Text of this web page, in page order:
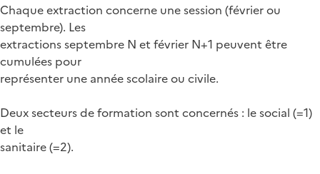
Chaque extraction concerne une session (février ou
septembre). Les
extractions septembre N et février N+1 peuvent être
cumulées pour
représenter une année scolaire ou civile.
Deux secteurs de formation sont concernés : le social (=1)
et le
sanitaire (=2).